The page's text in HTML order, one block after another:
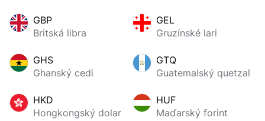
GBP
Britská libra
GEL
Gruzínské lari
GHS
Ghanský cedi
GTQ
Guatemalský quetzal
HKD
Hongkongský dolar
HUF
Maďarský forint